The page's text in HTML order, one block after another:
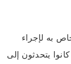
به لإجراء
يتحدثون إلى